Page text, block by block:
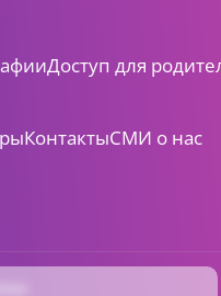
Доступ для
КонтактыСМИ о нас